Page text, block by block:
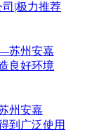
|极力推荐
苏州安嘉
良好环境
州安嘉
到广泛使用